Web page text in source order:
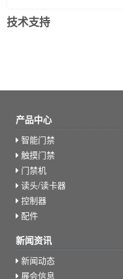
技术支持
产品中心
智能门禁
触摸门禁
门禁机
读头/读卡器
控制器
配件
新闻资讯
新闻动态
展会信息